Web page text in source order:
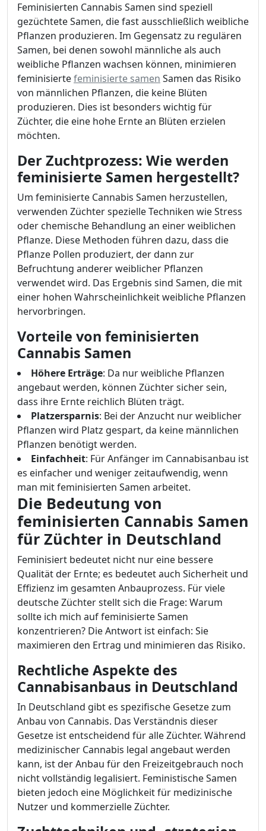
Feminisierten Cannabis Samen sind speziell
gezüchtete Samen, die fast ausschließlich weibliche
Pflanzen produzieren. Im Gegensatz zu regulären
Samen, bei denen sowohl männliche als auch
weibliche Pflanzen wachsen können, minimieren
feminisiertefeminisierte samen Samen das Risiko
von männlichen Pflanzen, die keine Blüten
produzieren. Dies ist besonders wichtig für
Züchter, die eine hohe Ernte an Blüten erzielen
möchten.
Der Zuchtprozess: Wie werden
feminisierte Samen hergestellt?
Um feminisierte Cannabis Samen herzustellen,
verwenden Züchter spezielle Techniken wie Stress
oder chemische Behandlung an einer weiblichen
Pflanze. Diese Methoden führen dazu, dass die
Pflanze Pollen produziert, der dann zur
Befruchtung anderer weiblicher Pflanzen
verwendet wird. Das Ergebnis sind Samen, die mit
einer hohen Wahrscheinlichkeit weibliche Pflanzen
hervorbringen.
Vorteile von feminisierten
Cannabis Samen
Höhere Erträge: Da nur weibliche Pflanzen
angebaut werden, können Züchter sicher sein,
dass ihre Ernte reichlich Blüten trägt.
Platzersparnis: Bei der Anzucht nur weiblicher
Pflanzen wird Platz gespart, da keine männlichen
Pflanzen benötigt werden.
Einfachheit: Für Anfänger im Cannabisanbau ist
es einfacher und weniger zeitaufwendig, wenn
man mit feminisierten Samen arbeitet.
Die Bedeutung von
feminisierten Cannabis Samen
für Züchter in Deutschland
Feminisiert bedeutet nicht nur eine bessere
Qualität der Ernte; es bedeutet auch Sicherheit und
Effizienz im gesamten Anbauprozess. Für viele
deutsche Züchter stellt sich die Frage: Warum
sollte ich mich auf feminisierte Samen
konzentrieren? Die Antwort ist einfach: Sie
maximieren den Ertrag und minimieren das Risiko.
Rechtliche Aspekte des
Cannabisanbaus in Deutschland
In Deutschland gibt es spezifische Gesetze zum
Anbau von Cannabis. Das Verständnis dieser
Gesetze ist entscheidend für alle Züchter. Während
medizinischer Cannabis legal angebaut werden
kann, ist der Anbau für den Freizeitgebrauch noch
nicht vollständig legalisiert. Feministische Samen
bieten jedoch eine Möglichkeit für medizinische
Nutzer und kommerzielle Züchter.